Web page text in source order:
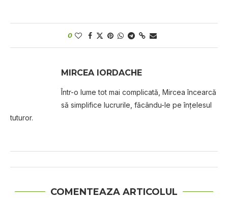
0
MIRCEA IORDACHE
Într-o lume tot mai complicată, Mircea încearcă
să simplifice lucrurile, făcându-le pe înțelesul
tuturor.
COMENTEAZA ARTICOLUL